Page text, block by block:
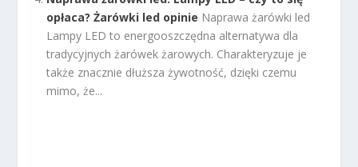
opłaca? Żarówki led opinie Naprawa żarówki led
Lampy LED to energooszczędna alternatywa dla
tradycyjnych żarówek żarowych. Charakteryzuje je
także znacznie dłuższa żywotność, dzięki czemu
mimo, że...